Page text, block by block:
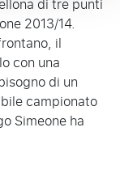
di tre punti
2013/14.
il
con una
di un
campionato
Simeone ha